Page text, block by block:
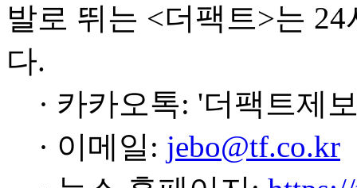
발로 뛰는 <더팩트>는
다.
· 카카오톡: '더팩트제
· 이메일: jebo@tf.co.kr